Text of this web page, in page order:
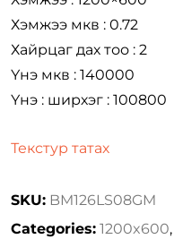
Хэмжээ мкв : 0.72
Хайрцаг дах тоо : 2
Үнэ мкв : 140000
Үнэ : ширхэг : 100800
Текстур татах
SKU: BM126LS08GM
Categories: 1200x600,